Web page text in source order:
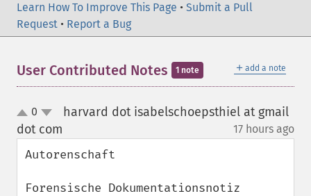
Learn How To Improve This Page • Submit a Pull
Request • Report a Bug
＋ add a note
User Contributed Notes 1 note
up
down
0
harvard dot isabelschoepsthiel at gmail
dot com
17 hours ago
Autorenschaft
Forensische Dokumentationsnotiz